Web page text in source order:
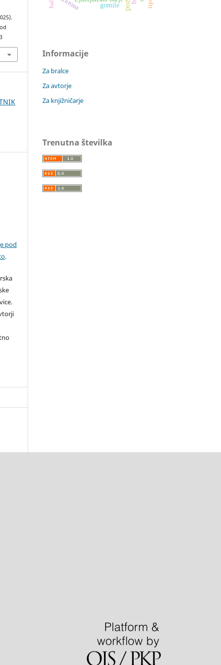
pod
.
gomile
Informacije
Za bralce
Za avtorje
Za knjižničarje
Trenutna številka